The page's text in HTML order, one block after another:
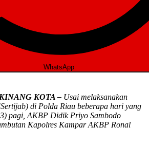
WhatsApp
KOTA – Usai melaksanakan
di Polda Riau beberapa hari yang
pagi, AKBP Didik Priyo Sambodo
Kapolres Kampar AKBP Ronal